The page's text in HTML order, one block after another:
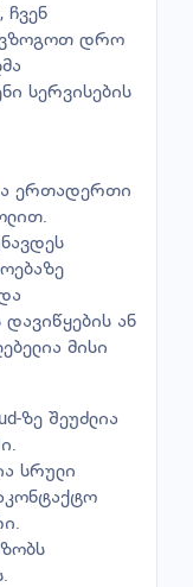
დრო
სერვისების
ერთადერთი
ან
მისი
ზე შეუძლია
სრული